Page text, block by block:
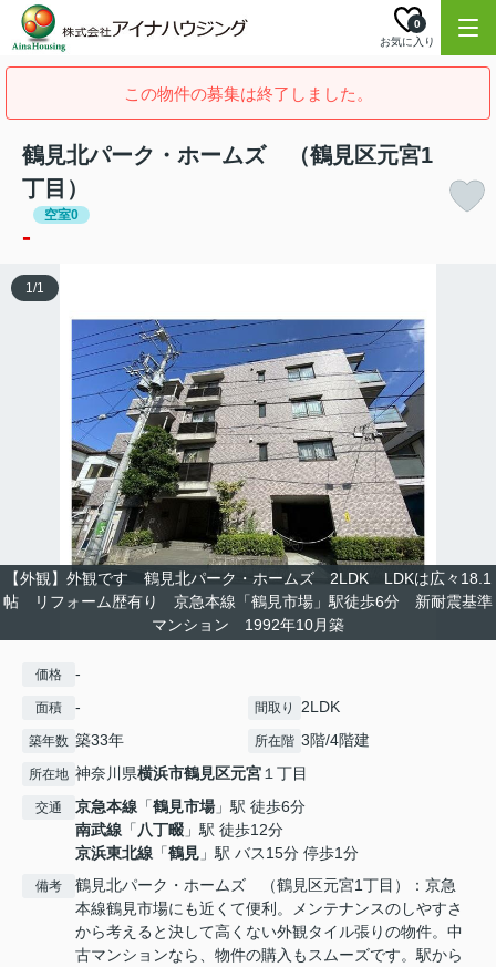
お気に入り
0
この物件の募集は終了しました。
鶴見北パーク・ホームズ （鶴見区元宮1
丁目）
空室0
-
【外観】外観です 鶴見北パーク・ホームズ 2LDK LDKは広々18.1
帖 リフォーム歴有り 京急本線「鶴見市場」駅徒歩6分 新耐震基準
マンション 1992年10月築
1/1
価格 -
面積 - 間取り 2LDK
築年数 築33年 所在階 3階/4階建
所在地 神奈川県横浜市鶴見区元宮１丁目
交通 京急本線 「鶴見市場」駅 徒歩6分
南武線 「八丁畷 」駅 徒歩12分
京浜東北線 「鶴見 」駅 バス15分 停歩1分
備考
鶴見北パーク・ホームズ （鶴見区元宮1丁目）：京急
本線鶴見市場にも近くて便利。メンテナンスのしやすさ
から考えると決して高くない外観タイル張りの物件。中
古マンションなら、物件の購入もスムーズです。駅から